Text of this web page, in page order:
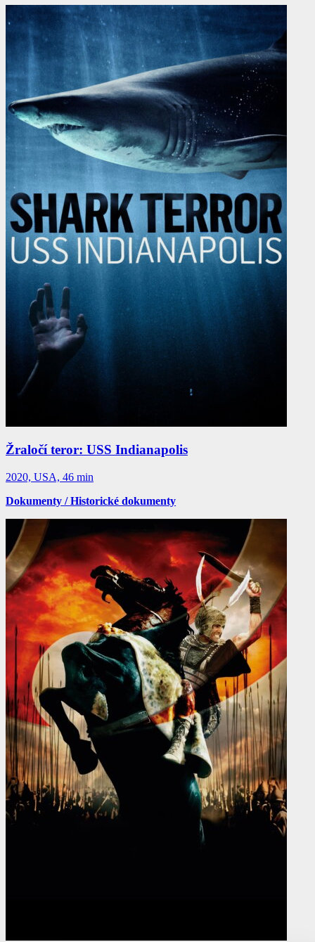
Žraločí teror: USS Indianapolis
2020, USA, 46 min
Dokumenty / Historické dokumenty